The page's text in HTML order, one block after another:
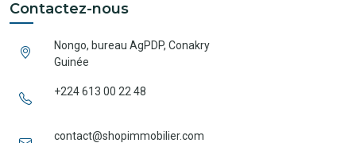
Contactez-nous
Nongo, bureau AgPDP, Conakry
Guinée
+224 613 00 22 48
contact@shopimmobilier.com